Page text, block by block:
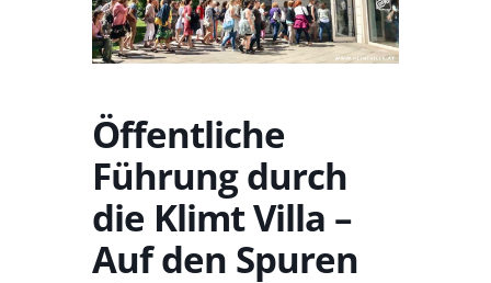
Öffentliche
Führung durch
die Klimt Villa –
Auf den Spuren